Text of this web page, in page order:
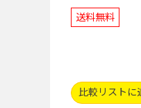
送料無料
比較リストに